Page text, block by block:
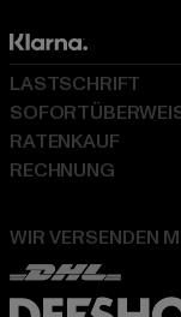
WIR VERSENDEN
LASTSCHRIFT
RATENKAUF
RECHNUNG